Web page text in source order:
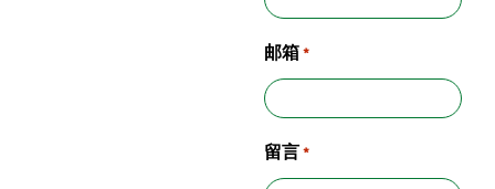
邮箱 *
留言 *